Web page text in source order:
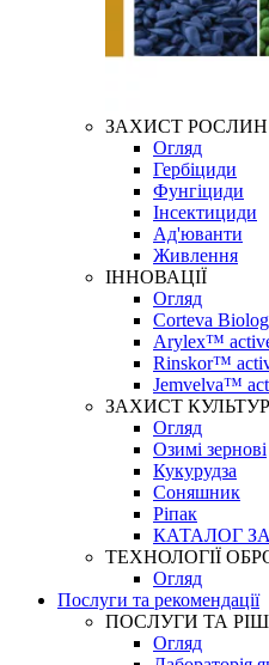
ЗАХИСТ РОСЛИН
Огляд
Гербіциди
Фунгіциди
Інсектициди
Ад'юванти
Живлення
ІННОВАЦІЇ
Огляд
Corteva
Arylex™
Rinskor™
Jemvelva™
ЗАХИСТ КУЛЬТУР
Огляд
Озимі зернові
Кукурудза
Соняшник
Ріпак
КАТАЛОГ
ТЕХНОЛОГІЇ
Огляд
Послуги та рекомендації
ПОСЛУГИ ТА
Огляд